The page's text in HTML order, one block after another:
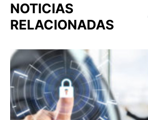
NOTICIAS
RELACIONADAS